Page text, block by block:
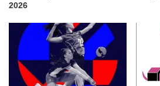
2026